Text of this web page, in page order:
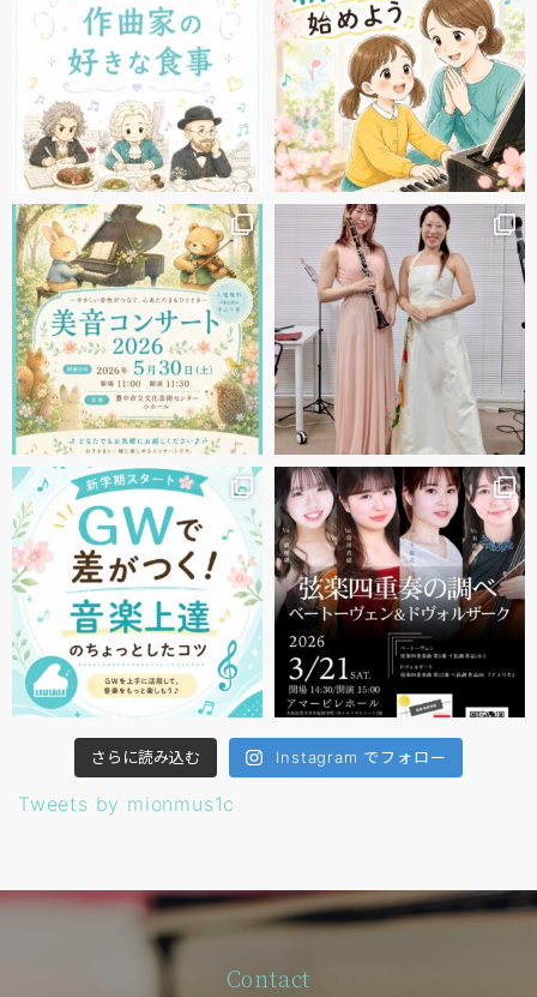
さらに読み込む Instagram でフォロー
Tweets by mionmus1c
Contact